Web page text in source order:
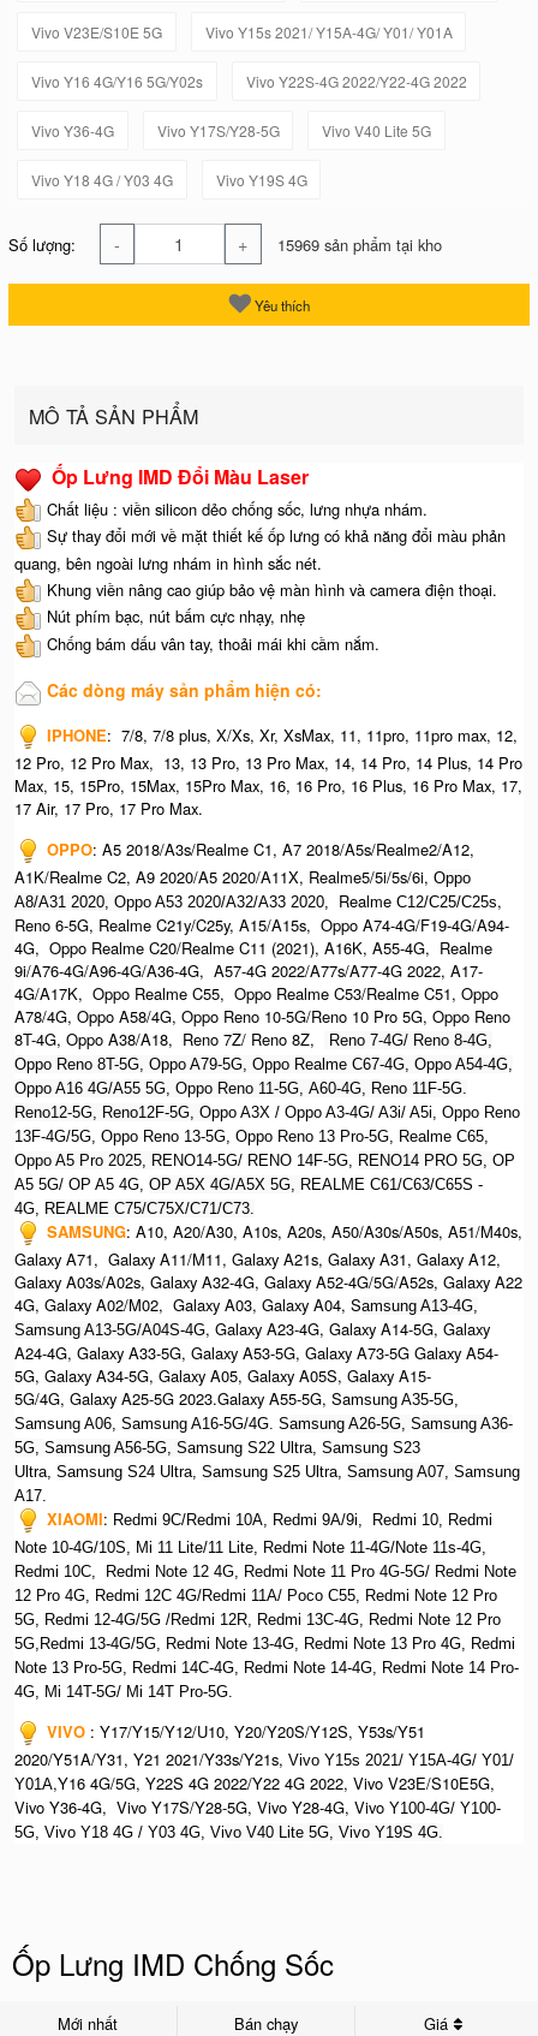
Vivo V23E/S10E 5G Vivo Y15s 2021/ Y15A-4G/ Y01/ Y01A
Vivo Y16 4G/Y16 5G/Y02s Vivo Y22S-4G 2022/Y22-4G 2022
Vivo Y36-4G Vivo Y17S/Y28-5G Vivo V40 Lite 5G
Vivo Y18 4G / Y03 4G Vivo Y19S 4G
Số lượng: - + 15969 sản phẩm tại kho
Yêu thích
MÔ TẢ SẢN PHẨM
Ốp Lưng IMD Đổi Màu Laser
Chất liệu : viền silicon dẻo chống sốc, lưng nhựa nhám.
Sự thay đổi mới về mặt thiết kế ốp lưng có khả năng đổi màu phản
quang, bên ngoài lưng nhám in hình sắc nét.
Khung viền nâng cao giúp bảo vệ màn hình và camera điện thoại.
Nút phím bạc, nút bấm cực nhạy, nhẹ
Chống bám dấu vân tay, thoải mái khi cầm nắm.
Các dòng máy sản phẩm hiện có:
IPHONE: 7/8, 7/8 plus, X/Xs, Xr, XsMax, 11, 11pro, 11pro max, 12,
12 Pro, 12 Pro Max, 13, 13 Pro, 13 Pro Max, 14, 14 Pro, 14 Plus, 14 Pro
Max, 15, 15Pro, 15Max, 15Pro Max, 16, 16 Pro, 16 Plus, 16 Pro Max, 17,
17 Air, 17 Pro, 17 Pro Max.
OPPO: A5 2018/A3s/Realme C1, A7 2018/A5s/Realme2/A12,
A1K/Realme C2, A9 2020/A5 2020/A11X, Realme5/5i/5s/6i, Oppo
A8/A31 2020, Oppo A53 2020/A32/A33 2020, Realme C12/C25/C25s,
Reno 6-5G, Realme C21y/C25y, A15/A15s, Oppo A74-4G/F19-4G/A94-
4G, Oppo Realme C20/Realme C11 (2021), A16K, A55-4G, Realme
9i/A76-4G/A96-4G/A36-4G, A57-4G 2022/A77s/A77-4G 2022, A17-
4G/A17K, Oppo Realme C55, Oppo Realme C53/Realme C51, Oppo
A78/4G, Oppo A58/4G, Oppo Reno 10-5G/Reno 10 Pro 5G, Oppo Reno
8T-4G, Oppo A38/A18, Reno 7Z/ Reno 8Z,
Reno 7-4G/ Reno 8-4G,
Oppo Reno 8T-5G, Oppo A79-5G, Oppo Realme C67-4G, Oppo A54-4G,
Oppo A16 4G/A55 5G, Oppo Reno 11-5G, A60-4G, Reno 11F-5G.
Reno12-5G, Reno12F-5G, Oppo A3X / Oppo A3-4G/ A3i/ A5i, Oppo Reno
13F-4G/5G, Oppo Reno 13-5G, Oppo Reno 13 Pro-5G, Realme C65,
Oppo A5 Pro 2025, RENO14-5G/ RENO 14F-5G, RENO14 PRO 5G, OP
A5 5G/ OP A5 4G, OP A5X 4G/A5X 5G,
REALME C61/C63/C65S -
4G,
REALME C75/C75X/C71/C73.
SAMSUNG: A10, A20/A30, A10s, A20s, A50/A30s/A50s, A51/M40s,
Galaxy A71, Galaxy A11/M11, Galaxy A21s, Galaxy A31, Galaxy A12,
Galaxy A03s/A02s, Galaxy A32-4G, Galaxy A52-4G/5G/A52s, Galaxy A22
4G, Galaxy A02/M02, Galaxy A03, Galaxy A04, Samsung A13-4G,
Samsung A13-5G/A04S-4G, Galaxy A23-4G, Galaxy A14-5G, Galaxy
A24-4G, Galaxy A33-5G, Galaxy A53-5G, Galaxy A73-5G Galaxy A54-
5G, Galaxy A34-5G, Galaxy A05, Galaxy A05S, Galaxy A15-
5G/4G, Galaxy A25-5G 2023.Galaxy A55-5G, Samsung A35-5G,
Samsung A06, Samsung A16-5G/4G. Samsung A26-5G, Samsung A36-
5G, Samsung A56-5G, Samsung S22 Ultra, Samsung S23
Ultra, Samsung S24 Ultra, Samsung S25 Ultra, Samsung A07, Samsung
A17.
XIAOMI: Redmi 9C/Redmi 10A, Redmi 9A/9i, Redmi 10, Redmi
Note 10-4G/10S, Mi 11 Lite/11 Lite, Redmi Note 11-4G/Note 11s-4G,
Redmi 10C, Redmi Note 12 4G,
Redmi Note 11 Pro 4G-5G/ Redmi Note
12 Pro 4G, Redmi 12C 4G/Redmi 11A/ Poco C55, Redmi Note 12 Pro
5G, Redmi 12-4G/5G /Redmi 12R, Redmi 13C-4G,
Redmi Note 12 Pro
5G,Redmi 13-4G/5G, Redmi Note 13-4G, Redmi Note 13 Pro 4G, Redmi
Note 13 Pro-5G, Redmi 14C-4G, Redmi Note 14-4G, Redmi Note 14 Pro-
4G, Mi 14T-5G/ Mi 14T Pro-5G.
VIVO : Y17/Y15/Y12/U10, Y20/Y20S/Y12S, Y53s/Y51
2020/Y51A/Y31, Y21 2021/Y33s/Y21s, Vivo Y15s 2021/ Y15A-4G/ Y01/
Y01A,Y16 4G/5G, Y22S 4G 2022/Y22 4G 2022, Vivo V23E/S10E5G,
Vivo Y36-4G, Vivo Y17S/Y28-5G, Vivo Y28-4G, Vivo Y100-4G/ Y100-
5G, Vivo Y18 4G / Y03 4G, Vivo V40 Lite 5G, Vivo Y19S 4G.
Ốp Lưng IMD Chống Sốc
Mới nhất Bán chạy Giá